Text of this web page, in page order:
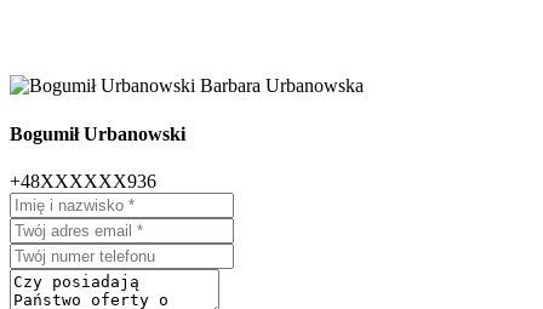
Bogumił Urbanowski
+48XXXXXX936